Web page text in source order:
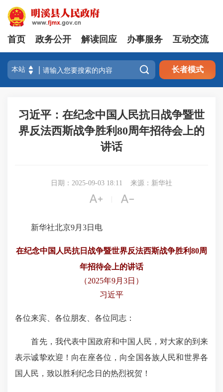
首页 政务公开 解读回应 办事服务 互动交流
 长者模式
习近平：在纪念中国人民抗日战争暨世
界反法西斯战争胜利80周年招待会上的
讲话
日期：2025-09-03 18:11 来源：新华社
 
新华社北京9月3日电
在纪念中国人民抗日战争暨世界反法西斯战争胜利80周
年招待会上的讲话
（2025年9月3日）
习近平
各位来宾、各位朋友、各位同志：
首先，我代表中国政府和中国人民，对大家的到来
表示诚挚欢迎！向在座各位，向全国各族人民和世界各
国人民，致以胜利纪念日的热烈祝贺！